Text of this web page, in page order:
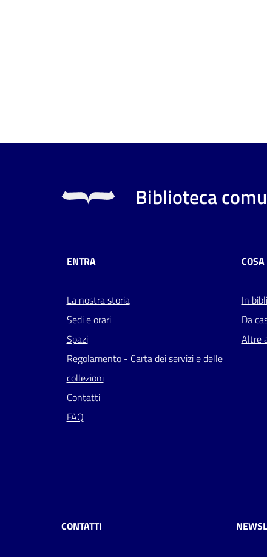
Biblioteca
ENTRA
La nostra storia
Sedi e orari
Spazi
Regolamento - Carta dei servizi e delle
collezioni
Contatti
FAQ
In
Da
Altre
CONTATTI